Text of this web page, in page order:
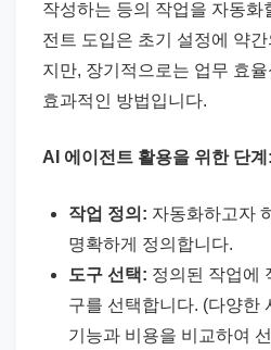
작성하는 등의 작업을 자동화
전트 도입은 초기 설정에 약
지만, 장기적으로는 업무 효
효과적인 방법입니다.
AI 에이전트 활용을 위한 단계:
작업 정의: 자동화하고자
명확하게 정의합니다.
도구 선택: 정의된 작업에
구를 선택합니다. (다양한
기능과 비용을 비교하여